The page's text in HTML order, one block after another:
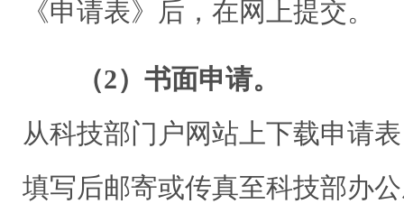
《申请表》后，在网上提交。
（2）书面申请。
从科技部门户网站上下载申请
填写后邮寄或传真至科技部办